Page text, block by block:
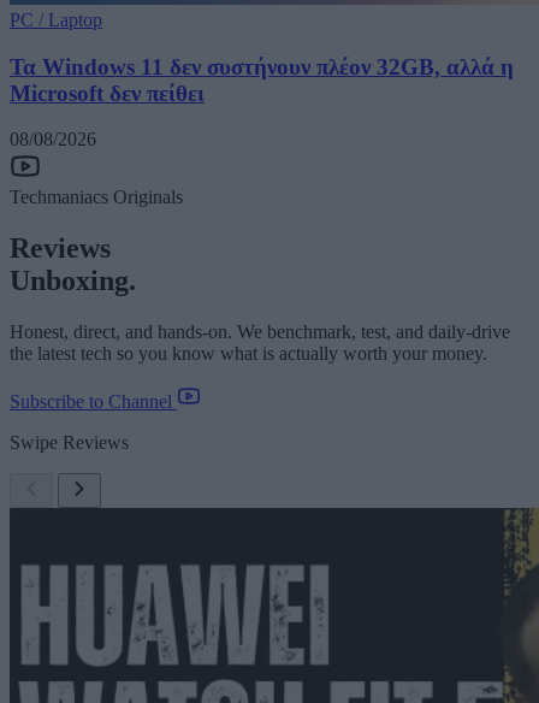
PC / Laptop
Τα Windows 11 δεν συστήνουν πλέον 32GB, αλλά η
Microsoft δεν πείθει
08/08/2026
Techmaniacs Originals
Reviews
Unboxing.
Honest, direct, and hands-on. We benchmark, test, and daily-drive
the latest tech so you know what is actually worth your money.
Subscribe to Channel
Swipe Reviews